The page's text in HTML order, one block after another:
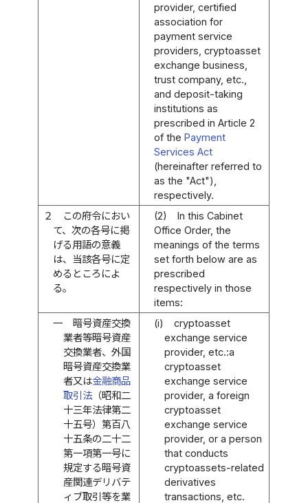
provider, certified
association for
payment service
providers, cryptoasset
exchange business,
trust company, etc.,
and deposit-taking
institutions as
prescribed in Article 2
of thePayment
Services Act
(hereinafter referred to
as the "Act"),
respectively.
２
この府令におい
て、次の各号に掲
げる用語の意義
は、当該各号に定
めるところによ
る。
(2)
In this Cabinet
Office Order, the
meanings of the terms
set forth below are as
prescribed
respectively in those
items:
一
暗号資産交換
業者等暗号資産
交換業者、外国
暗号資産交換業
者又は金融商品
取引法（昭和二
十三年法律第二
十五号）第百八
十五条の二十二
第一項第一号に
規定する暗号資
産関連デリバテ
ィブ取引等を業
(i)
cryptoasset
exchange service
provider, etc.:a
cryptoasset
exchange service
provider, a foreign
cryptoasset
exchange service
provider, or a person
that conducts
cryptoassets-related
derivatives
transactions, etc.